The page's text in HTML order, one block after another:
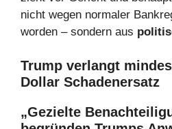
nicht wegen normaler
worden – sondern aus
Trump verlangt
Dollar Schadenersatz
„Gezielte